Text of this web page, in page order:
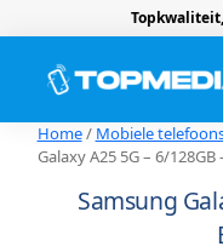
Home/ Mobiele
Galaxy A25 5G – 6/128GB
Samsung